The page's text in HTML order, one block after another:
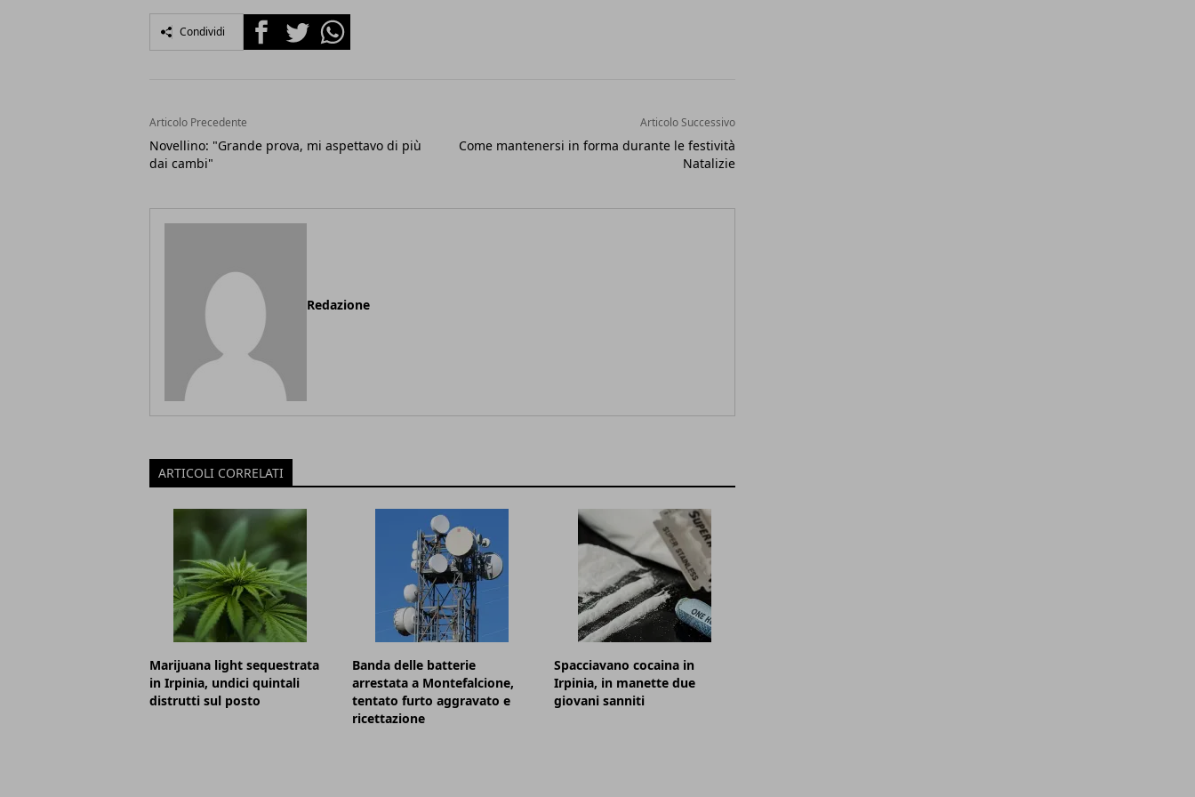
Condividi FacebookTwitterWhatsapp
Articolo Precedente
Novellino: "Grande prova, mi aspettavo di più
dai cambi"
Articolo Successivo
Come mantenersi in forma durante le festività
Natalizie
Redazione
ARTICOLI CORRELATI
Marijuana light sequestrata
in Irpinia, undici quintali
distrutti sul posto
Banda delle batterie
arrestata a Montefalcione,
tentato furto aggravato e
ricettazione
Spacciavano cocaina in
Irpinia, in manette due
giovani sanniti